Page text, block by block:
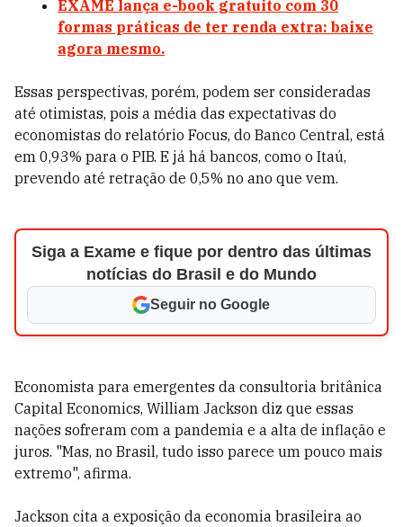
EXAME lança e-book gratuito com 30
formas práticas de ter renda extra: baixe
agora mesmo.
Essas perspectivas, porém, podem ser consideradas
até otimistas, pois a média das expectativas do
economistas do relatório Focus, do Banco Central, está
em 0,93% para o PIB. E já há bancos, como o Itaú,
prevendo até retração de 0,5% no ano que vem.
Siga a Exame e fique por dentro das últimas
notícias do Brasil e do Mundo
Seguir no Google
Economista para emergentes da consultoria britânica
Capital Economics, William Jackson diz que essas
nações sofreram com a pandemia e a alta de inflação e
juros. "Mas, no Brasil, tudo isso parece um pouco mais
extremo", afirma.
Jackson cita a exposição da economia brasileira ao